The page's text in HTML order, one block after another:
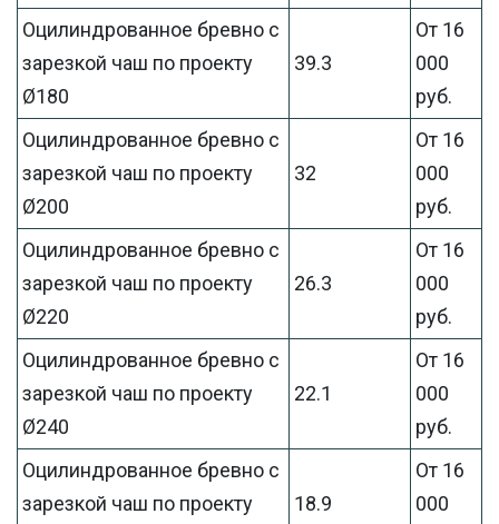
Оцилиндрованное бревно с
зарезкой чаш по проекту
Ø180
39.3
От 16
000
руб.
Оцилиндрованное бревно с
зарезкой чаш по проекту
Ø200
32
От 16
000
руб.
Оцилиндрованное бревно с
зарезкой чаш по проекту
Ø220
26.3
От 16
000
руб.
Оцилиндрованное бревно с
зарезкой чаш по проекту
Ø240
22.1
От 16
000
руб.
Оцилиндрованное бревно с
зарезкой чаш по проекту
18.9
От 16
000